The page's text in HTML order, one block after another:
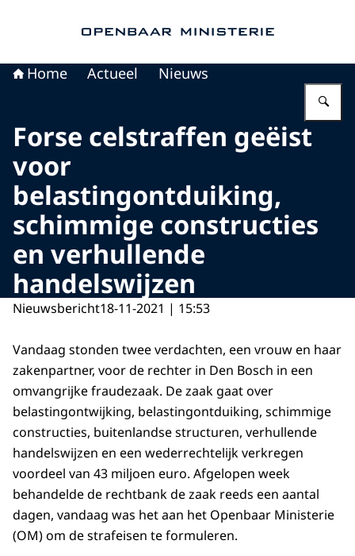
Home Actueel Nieuws
Forse celstraffen geëist
voor
belastingontduiking,
schimmige constructies
en verhullende
handelswijzen
Nieuwsbericht18-11-2021 | 15:53
Vandaag stonden twee verdachten, een vrouw en haar
zakenpartner, voor de rechter in Den Bosch in een
omvangrijke fraudezaak. De zaak gaat over
belastingontwijking, belastingontduiking, schimmige
constructies, buitenlandse structuren, verhullende
handelswijzen en een wederrechtelijk verkregen
voordeel van 43 miljoen euro. Afgelopen week
behandelde de rechtbank de zaak reeds een aantal
dagen, vandaag was het aan het Openbaar Ministerie
(OM) om de strafeisen te formuleren.